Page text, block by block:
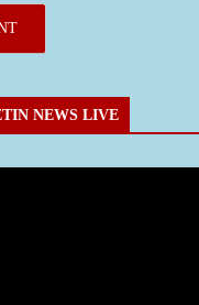
NEWS LIVE